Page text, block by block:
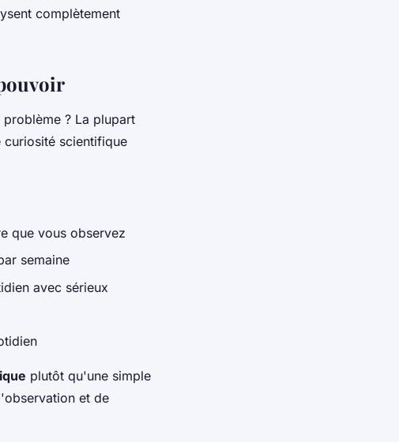
complètement
? La plupart
scientifique
que vous observez
semaine
avec sérieux
plutôt qu'une simple
et de